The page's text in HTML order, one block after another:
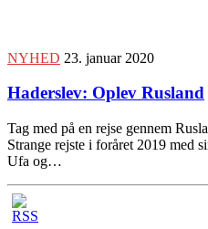
NYHED 23. januar 2020
Haderslev: Oplev Rusland
Tag med på en rejse gennem
Strange rejste i foråret 2019 med
Ufa og…